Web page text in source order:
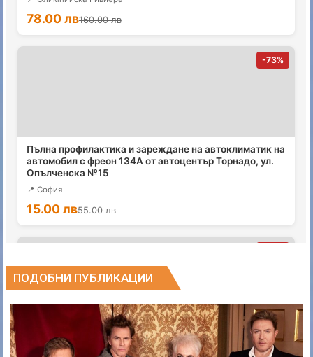
ПОДОБНИ ПУБЛИКАЦИИ